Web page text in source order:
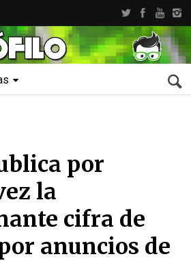
por
la
cifra de
anuncios de